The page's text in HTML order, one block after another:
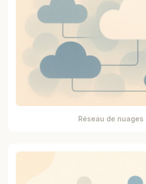
Réseau de nuages